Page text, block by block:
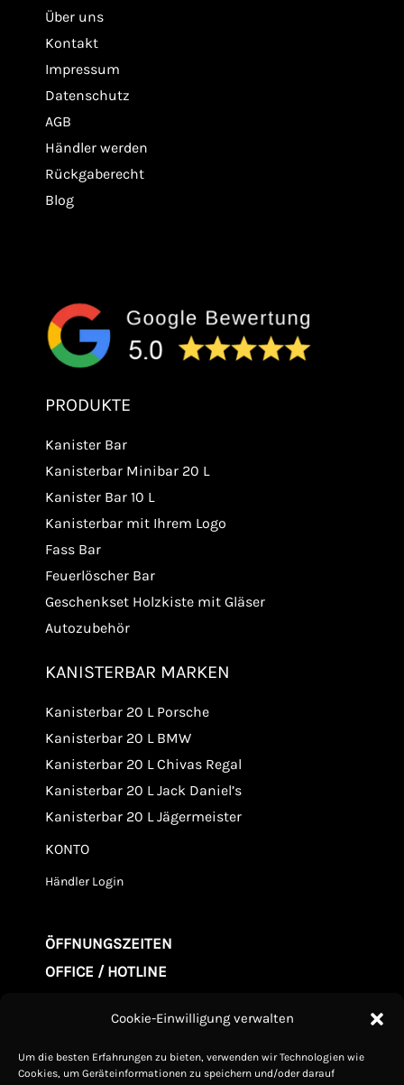
Cookie-Einwilligung verwalten
Um die besten Erfahrungen zu bieten, verwenden wir Technologien wie
Cookies, um Geräteinformationen zu speichern und/oder darauf
Über uns
Kontakt
Impressum
Datenschutz
AGB
Händler werden
Rückgaberecht
Blog
PRODUKTE
Kanister Bar
Kanisterbar Minibar 20 L
Kanister Bar 10 L
Kanisterbar mit Ihrem Logo
Fass Bar
Feuerlöscher Bar
Geschenkset Holzkiste mit Gläser
Autozubehör
KANISTERBAR MARKEN
Kanisterbar 20 L Porsche
Kanisterbar 20 L BMW
Kanisterbar 20 L Chivas Regal
Kanisterbar 20 L Jack Daniel’s
Kanisterbar 20 L Jägermeister
KONTO
Händler Login
ÖFFNUNGSZEITEN
OFFICE / HOTLINE
Mo. - Fr. 09.00-20:00
Sonntag Geschlossen